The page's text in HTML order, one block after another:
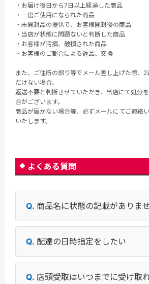
・お届け後日から7日以上経過した商品
・一度ご使用になられた商品
・未開封品の提供で、お客様開封後の商品
・当店が状態に問題ないと判断した商品
・お客様が汚損、破損された商品
・お客様のご都合による返品、交換
また、ご住所の誤り等でメール差し上げた際、
だけない場合、
返送不要と判断させていただき、当店にて処分
合がございます。
商品が届かない場合等、必ずメールにてご連絡
いたします。
よくある質問
商品名に状態の記載がありま
配達の日時指定をしたい
店頭受取はいつまでに受け取